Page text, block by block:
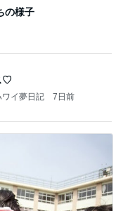
の様子
♡
イ夢日記 7日前